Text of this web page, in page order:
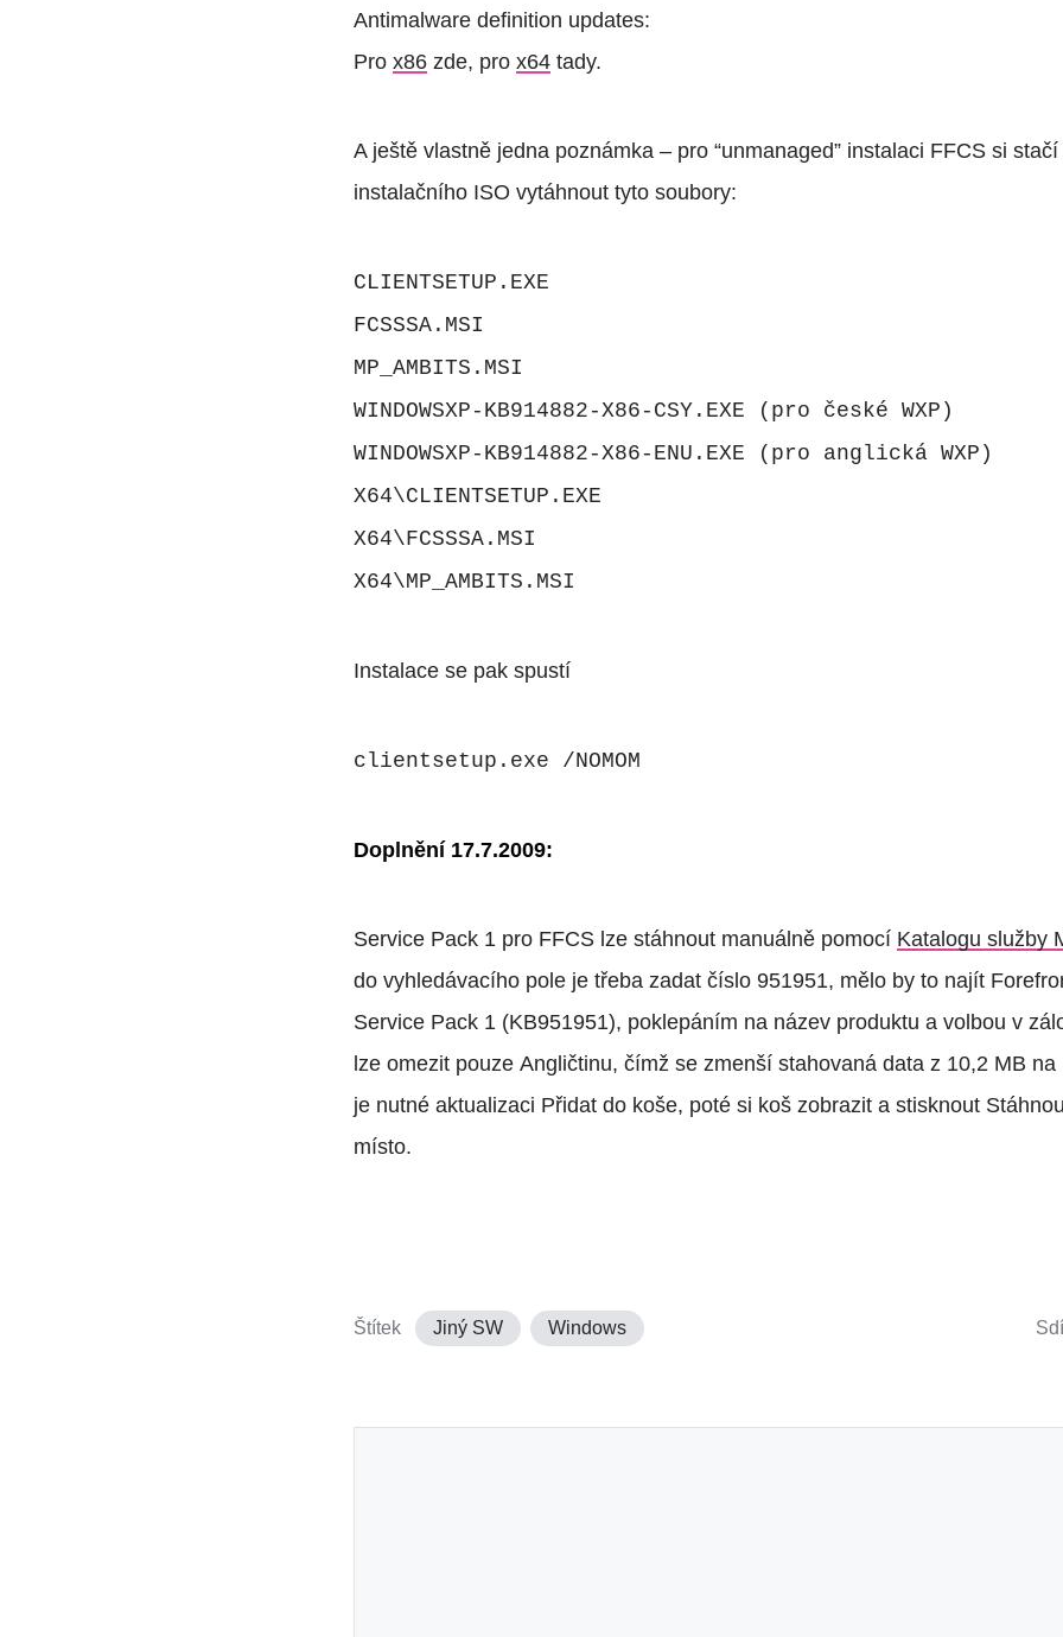
Antimalware definition updates:
Prox86 zde, prox64 tady.
A ještě vlastně jedna poznámka – pro “unmanaged” instalaci FFCS si
instalačního ISO vytáhnout tyto soubory:
CLIENTSETUP.EXE
FCSSSA.MSI
MP_AMBITS.MSI
WINDOWSXP-KB914882-X86-CSY.EXE (pro české WXP)
WINDOWSXP-KB914882-X86-ENU.EXE (pro anglická WXP)
X64\CLIENTSETUP.EXE
X64\FCSSSA.MSI
X64\MP_AMBITS.MSI
Instalace se pak spustí
clientsetup.exe /NOMOM
Doplnění 17.7.2009:
Service Pack 1 pro FFCS lze stáhnout manuálně pomocí Katalogu služby
do vyhledávacího pole je třeba zadat číslo 951951, mělo by to najít
Service Pack 1 (KB951951), poklepáním na název produktu a volbou v
lze omezit pouze Angličtinu, čímž se zmenší stahovaná data z 10,2 MB
je nutné aktualizaci Přidat do koše, poté si koš zobrazit a stisknout
místo.
Štítek Jiný SW Windows